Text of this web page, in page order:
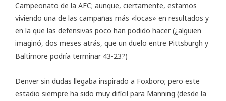
Campeonato de la AFC; aunque, ciertamente, estamos
viviendo una de las campañas más «locas» en resultados y
en la que las defensivas poco han podido hacer (¿alguien
imaginó, dos meses atrás, que un duelo entre Pittsburgh y
Baltimore podría terminar 43-23?)
Denver sin dudas llegaba inspirado a Foxboro; pero este
estadio siempre ha sido muy difícil para Manning (desde la